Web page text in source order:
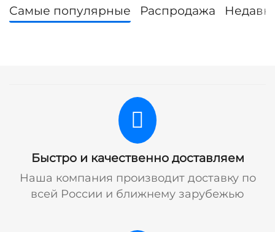
Самые популярные Распродажа
Быстро и качественно доставляем
Наша компания производит доставку по
всей России и ближнему зарубежью